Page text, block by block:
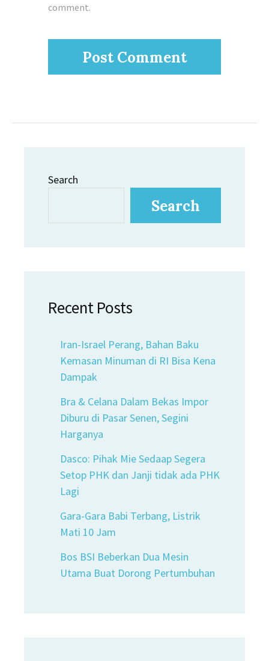
comment.
Search
Search
Recent Posts
Iran-Israel Perang, Bahan Baku
Kemasan Minuman di RI Bisa Kena
Dampak
Bra & Celana Dalam Bekas Impor
Diburu di Pasar Senen, Segini
Harganya
Dasco: Pihak Mie Sedaap Segera
Setop PHK dan Janji tidak ada PHK
Lagi
Gara-Gara Babi Terbang, Listrik
Mati 10 Jam
Bos BSI Beberkan Dua Mesin
Utama Buat Dorong Pertumbuhan